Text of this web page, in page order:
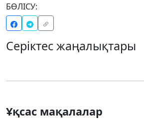
БӨЛІСУ:
Серіктес жаңалықтары
Ұқсас мақалалар